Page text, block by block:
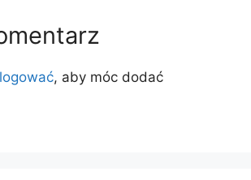
, aby móc dodać